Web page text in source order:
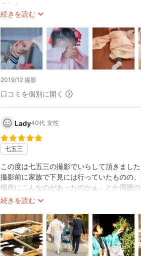
続きを読む
ました。
当日は動画を撮り忘れてしまいましたが、
す。
また、撮影に対する情熱もすごく感じまし
全力で撮って頂き、丁寧なお仕事をして頂
今回の写真は大切な思い出になりました。
家でも焼きまして部屋に飾りたいと思います
是非また次回もお願いしたいです！
2019/12 撮影
口コミを個別に開く
Lady40代 女性
七五三
続きを読む
この度は七五三の撮影でいらして頂きました
撮影前に家族で下見には行っていたものの
場所にこんなのがあったのかぁ』とか周囲
当日はとにかく走り回る子供を、追いかけ
予約から当日までのやり取りでは、不安に
かったことまで詳細にやり取りをさせて頂
ました。
撮影の機会があれば是非またお願いしたく